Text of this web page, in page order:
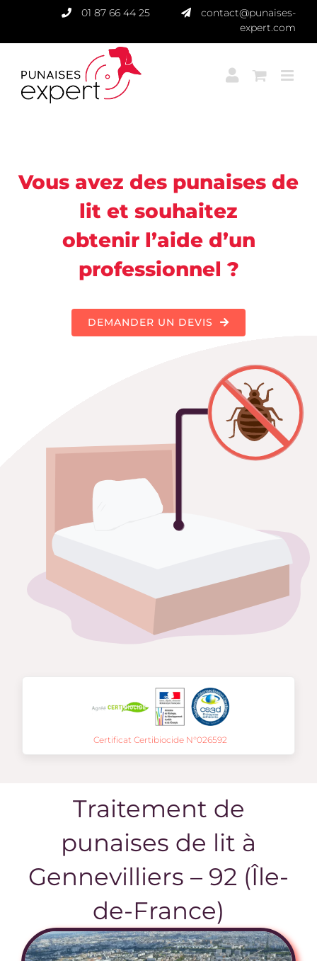
contenu
01 87 66 44 25
contact@punaises-
expert.com
Vous avez des punaises de
lit et souhaitez
obtenir l’aide d’un
professionnel ?
DEMANDER UN DEVIS
Certificat Certibiocide N°026592
Traitement de
punaises de lit à
Gennevilliers – 92 (Île-
de-France)